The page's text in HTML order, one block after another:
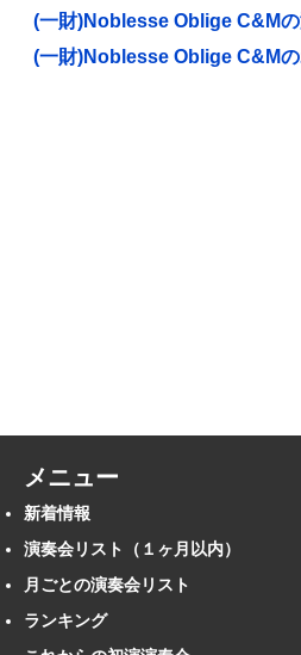
(一財)Noblesse Oblige C&M
(一財)Noblesse Oblige C&M
メニュー
新着情報
演奏会リスト（１ヶ月以内）
月ごとの演奏会リスト
ランキング